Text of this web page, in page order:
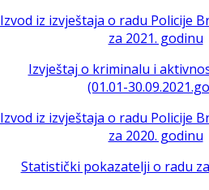
Izvod iz izvještaja o radu Policije
za 2021. godinu
Izvještaj o kriminalu i
(01.01-
Izvod iz izvještaja o radu Policije
za 2020. godinu
Statistički pokazatelji o radu